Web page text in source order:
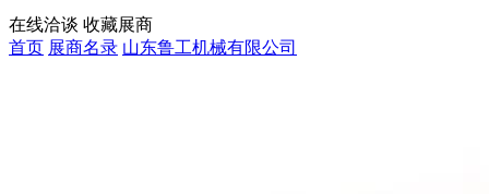
在线洽谈 收藏展商
首页 展商名录 山东鲁工机械有限公司